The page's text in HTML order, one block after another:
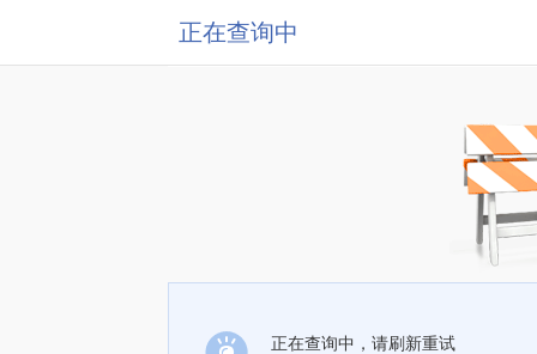
正在查询中
正在查询中，请刷新重试